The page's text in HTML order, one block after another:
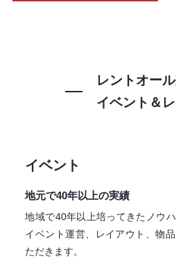
レントオー
イベント＆
イベント
地元で40年以上の実績
地域で40年以上培ってきたノウ
イベント運営、レイアウト、物
ただきます。